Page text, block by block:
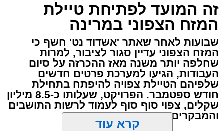
זה המועד לפתיחת טיילת
המזח הצפוני במרינה
שבועות לאחר שאתר 'אשדוד נט' חשף כי
המזח הצפוני עדיין סגור לציבור, למרות
שחלפה יותר משנה מאז ההכרזה על סיום
העבודות, הגיעו למערכת פרטים חדשים
שלפיהם הטיילת צפויה להיפתח בתחילת
חודש ספטמבר. הפרויקט, שעלותו כ-8.5 מיליון
שקלים, צפוי סוף סוף לעמוד לרשות התושבים
והמבקרים
קרא עוד